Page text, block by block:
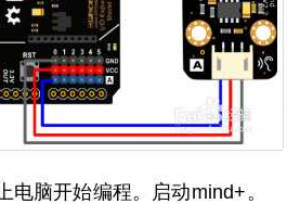
电脑开始编程。启动mind+。